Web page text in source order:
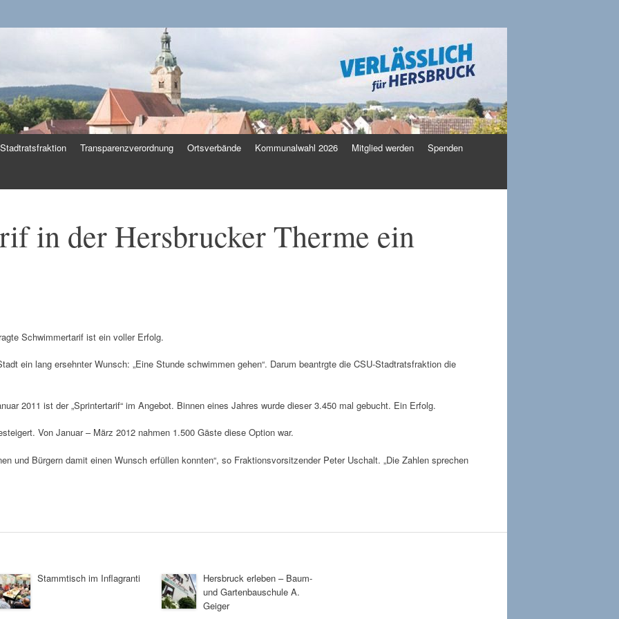
Stadtratsfraktion Transparenzverordnung Ortsverbände Kommunalwahl 2026 Mitglied werden Spenden
in der Hersbrucker Therme ein
Schwimmertarif ist ein voller Erfolg.
ein lang ersehnter Wunsch: „Eine Stunde schwimmen gehen“. Darum beantrgte die CSU-Stadtratsfraktion die
2011 ist der „Sprintertarif“ im Angebot. Binnen eines Jahres wurde dieser 3.450 mal gebucht. Ein Erfolg.
Von Januar – März 2012 nahmen 1.500 Gäste diese Option war.
und Bürgern damit einen Wunsch erfüllen konnten“, so Fraktionsvorsitzender Peter Uschalt. „Die Zahlen sprechen
Stammtisch im Inflagranti
Hersbruck erleben – Baum-
und Gartenbauschule A.
Geiger